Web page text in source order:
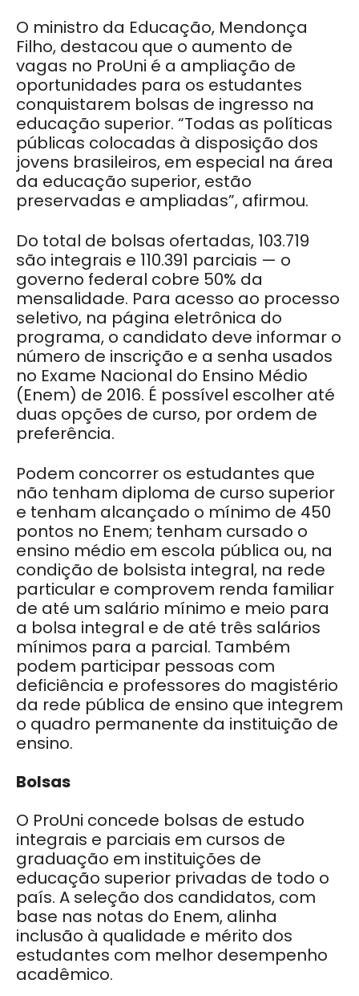
O ministro da Educação, Mendonça
Filho, destacou que o aumento de
vagas no ProUni é a ampliação de
oportunidades para os estudantes
conquistarem bolsas de ingresso na
educação superior. “Todas as políticas
públicas colocadas à disposição dos
jovens brasileiros, em especial na área
da educação superior, estão
preservadas e ampliadas”, afirmou.
Do total de bolsas ofertadas, 103.719
são integrais e 110.391 parciais — o
governo federal cobre 50% da
mensalidade. Para acesso ao processo
seletivo, na página eletrônica do
programa, o candidato deve informar o
número de inscrição e a senha usados
no Exame Nacional do Ensino Médio
(Enem) de 2016. É possível escolher até
duas opções de curso, por ordem de
preferência.
Podem concorrer os estudantes que
não tenham diploma de curso superior
e tenham alcançado o mínimo de 450
pontos no Enem; tenham cursado o
ensino médio em escola pública ou, na
condição de bolsista integral, na rede
particular e comprovem renda familiar
de até um salário mínimo e meio para
a bolsa integral e de até três salários
mínimos para a parcial. Também
podem participar pessoas com
deficiência e professores do magistério
da rede pública de ensino que integrem
o quadro permanente da instituição de
ensino.
Bolsas
O ProUni concede bolsas de estudo
integrais e parciais em cursos de
graduação em instituições de
educação superior privadas de todo o
país. A seleção dos candidatos, com
base nas notas do Enem, alinha
inclusão à qualidade e mérito dos
estudantes com melhor desempenho
acadêmico.